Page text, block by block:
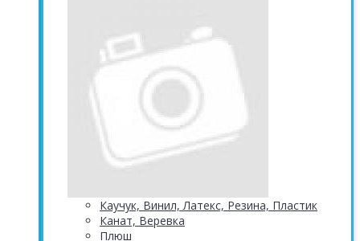
Каучук, Винил, Латекс, Резина, Пластик
Канат, Веревка
Плюш